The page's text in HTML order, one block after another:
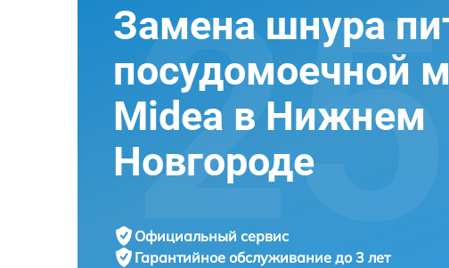
Замена шнура
посудомоечной
Midea в Нижнем
Новгороде
Официальный сервис
Гарантийное обслуживание до 3 лет